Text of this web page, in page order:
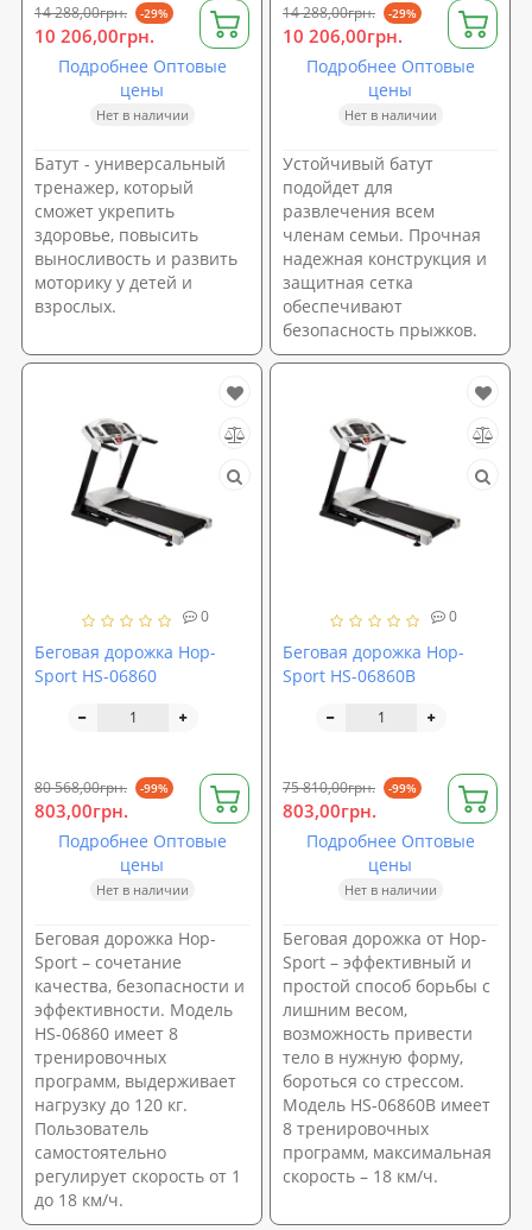
14 288,00грн. -29%
10 206,00грн.
Подробнее Оптовые
цены
Нет в наличии
Батут - универсальный
тренажер, который
сможет укрепить
здоровье, повысить
выносливость и развить
моторику у детей и
взрослых.
14 288,00грн. -29%
10 206,00грн.
Подробнее Оптовые
цены
Нет в наличии
Устойчивый батут
подойдет для
развлечения всем
членам семьи. Прочная
надежная конструкция и
защитная сетка
обеспечивают
безопасность прыжков.
0
Беговая дорожка Hop-
Sport HS-06860
80 568,00грн. -99%
803,00грн.
Подробнее Оптовые
цены
Нет в наличии
Беговая дорожка Hop-
Sport – сочетание
качества, безопасности и
эффективности. Модель
HS-06860 имеет 8
тренировочных
программ, выдерживает
нагрузку до 120 кг.
Пользователь
самостоятельно
регулирует скорость от 1
до 18 км/ч.
0
Беговая дорожка Hop-
Sport HS-06860В
75 810,00грн. -99%
803,00грн.
Подробнее Оптовые
цены
Нет в наличии
Беговая дорожка от Hop-
Sport – эффективный и
простой способ борьбы с
лишним весом,
возможность привести
тело в нужную форму,
бороться со стрессом.
Модель HS-06860В имеет
8 тренировочных
программ, максимальная
скорость – 18 км/ч.